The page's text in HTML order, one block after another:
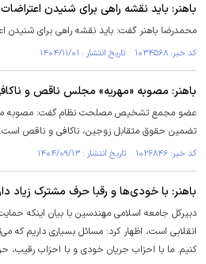
باهنر: باید نقشه راهی برای شنیدن
محمدرضا باهنر گفت: باید نقشه راهی برای شنیدن
کد خبر: ۱۰۳۴۵۶۸ تاریخ انتشار : ۱۴۰۴/۱۱/۰۱
باهنر: مصوبه «مهریه» مجلس ناقص و
عضو مجمع تشخیص مصلحت نظام گفت: مصوبه
تضمین حقوق متقابل زوجین، ناکافی و ناقص است.
کد خبر: ۱۰۲۶۸۴۶ تاریخ انتشار : ۱۴۰۴/۰۹/۱۳
باهنر: با خودی‌ها و رقبا حرف مشترک زیاد
دبیرکل جامعه اسلامی مهندسین با بیان اینکه
انقلابی است، اظهار کرد: مسائل بسیاری داریم که
کنیم. ما با احزاب جریان خودی و با احزاب رقیب،